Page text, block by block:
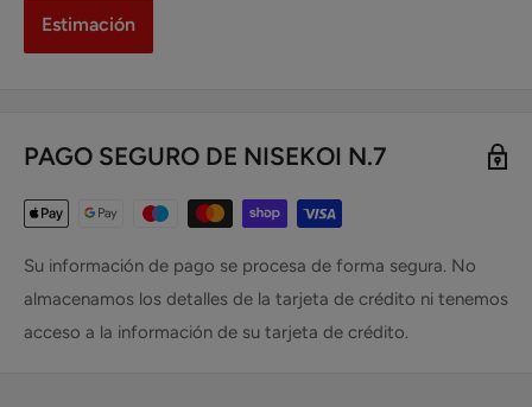
Estimación
PAGO SEGURO DE NISEKOI N.7
Su información de pago se procesa de forma segura. No
almacenamos los detalles de la tarjeta de crédito ni tenemos
acceso a la información de su tarjeta de crédito.